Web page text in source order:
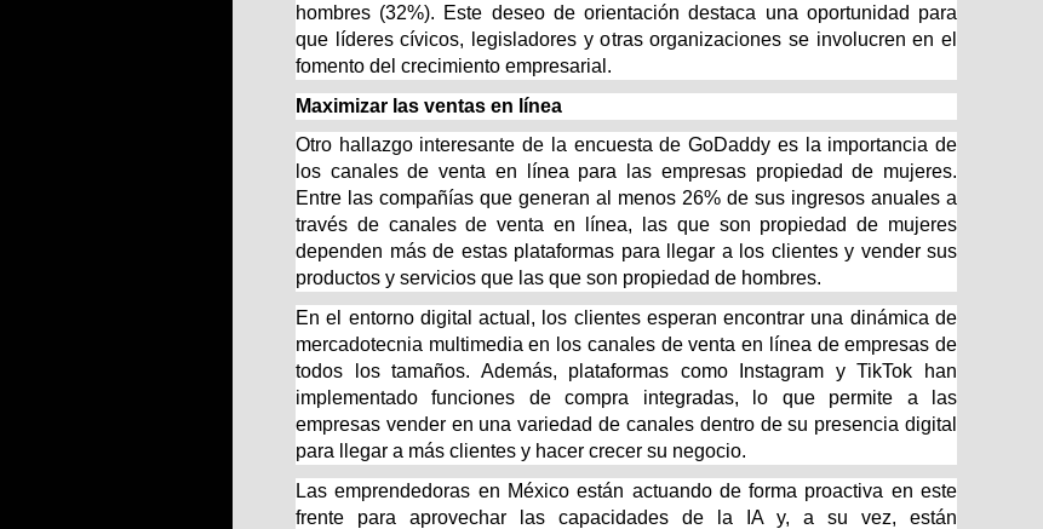
hombres (32%). Este deseo de orientación destaca una oportunidad para
que líderes cívicos, legisladores y otras organizaciones se involucren en el
fomento del crecimiento empresarial.
Maximizar las ventas en línea
Otro hallazgo interesante de la encuesta de GoDaddy es la importancia de
los canales de venta en línea para las empresas propiedad de mujeres.
Entre las compañías que generan al menos 26% de sus ingresos anuales a
través de canales de venta en línea, las que son propiedad de mujeres
dependen más de estas plataformas para llegar a los clientes y vender sus
productos y servicios que las que son propiedad de hombres.
En el entorno digital actual, los clientes esperan encontrar una dinámica de
mercadotecnia multimedia en los canales de venta en línea de empresas de
todos los tamaños. Además, plataformas como Instagram y TikTok han
implementado funciones de compra integradas, lo que permite a las
empresas vender en una variedad de canales dentro de su presencia digital
para llegar a más clientes y hacer crecer su negocio.
Las emprendedoras en México están actuando de forma proactiva en este
frente para aprovechar las capacidades de la IA y, a su vez, están